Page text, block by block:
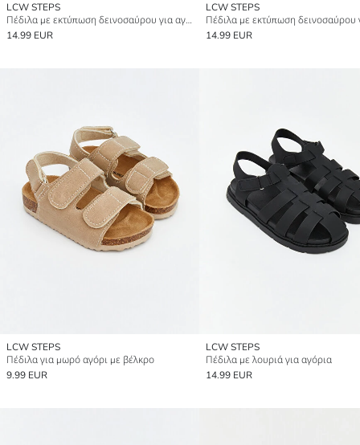
LCW STEPS
Πέδιλα με εκτύπωση δεινοσαύρου για αγόρια
14.99 EUR
LCW STEPS
14.99 EUR
LCW STEPS
Πέδιλα για μωρό αγόρι με βέλκρο
9.99 EUR
LCW STEPS
Πέδιλα με λουριά για αγόρια
14.99 EUR